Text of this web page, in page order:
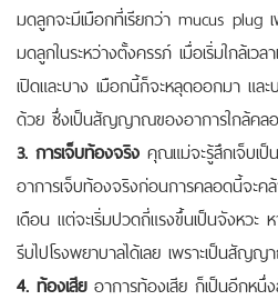
มดลูกจะมีเมือกที่เรียกว่า mucus plug เ
มดลูกในระหว่างตั้งครรภ์ เมื่อเริ่มใกล้เว
เปิดและบาง เมือกนี้ก็จะหลุดออกมา แล
ด้วย ซึ่งเป็นสัญญาณของอาการใกล้คล
3. การเจ็บท้องจริง คุณแม่จะรู้สึกเจ็บเป็
อาการเจ็บท้องจริงก่อนการคลอดนี้จะค
เดือน แต่จะเริ่มปวดถี่แรงขึ้นเป็นจังหว
รีบไปโรงพยาบาลได้เลย เพราะเป็นสั
4. ท้องเสีย อาการท้องเสีย ก็เป็นอีกห